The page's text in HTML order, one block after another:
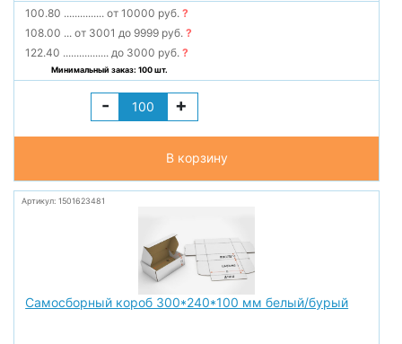
100.80 ............... от 10000 руб.?
108.00 ... от 3001 до 9999 руб.?
122.40 ................. до 3000 руб.?
Минимальный заказ: 100 шт.
- +
В корзину
Артикул: 1501623481
Самосборный короб 300*240*100 мм белый/бурый